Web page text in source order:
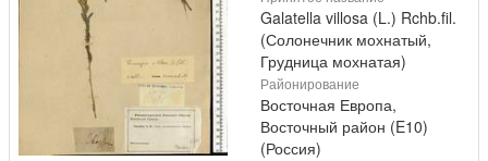
Galatella villosa (L.) Rchb.fil.
(Солонечник мохнатый,
Грудница мохнатая)
Районирование
Восточная Европа,
Восточный район (E10)
(Россия)